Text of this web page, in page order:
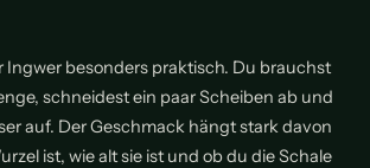
Ingwer besonders praktisch. Du brauchst
schneidest ein paar Scheiben ab und
auf. Der Geschmack hängt stark davon
ist, wie alt sie ist und ob du die Schale